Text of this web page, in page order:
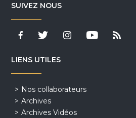
SUIVEZ NOUS
LIENS UTILES
Nos collaborateurs
Archives
Archives Vidéos